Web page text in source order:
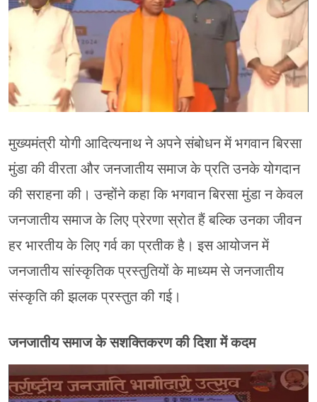
मुख्यमंत्री योगी आदित्यनाथ ने अपने संबोधन में भगवान बिरसा
मुंडा की वीरता और जनजातीय समाज के प्रति उनके योगदान
की सराहना की। उन्होंने कहा कि भगवान बिरसा मुंडा न केवल
जनजातीय समाज के लिए प्रेरणा स्रोत हैं बल्कि उनका जीवन
हर भारतीय के लिए गर्व का प्रतीक है। इस आयोजन में
जनजातीय सांस्कृतिक प्रस्तुतियों के माध्यम से जनजातीय
संस्कृति की झलक प्रस्तुत की गई।
जनजातीय समाज के सशक्तिकरण की दिशा में कदम